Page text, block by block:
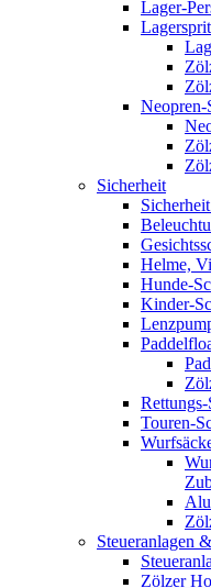
Lager-
Neopren-
Sicherheit
Helme,
Hunde-
Kinder-
Touren-
Steueranlagen
Zölzer